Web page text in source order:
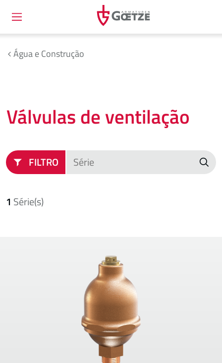
Água e Construção
Válvulas de ventilação
FILTRO
1 Série(s)